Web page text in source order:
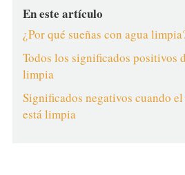
En este artículo
¿Por qué sueñas con agua
Todos los significados positivos
limpia
Significados negativos cuando
está limpia